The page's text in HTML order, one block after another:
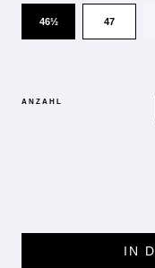
46½ 47
ANZAHL
IN